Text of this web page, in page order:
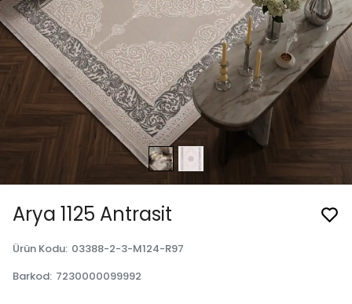
Arya 1125 Antrasit
Ürün Kodu: 03388-2-3-M124-R97
Barkod: 7230000099992